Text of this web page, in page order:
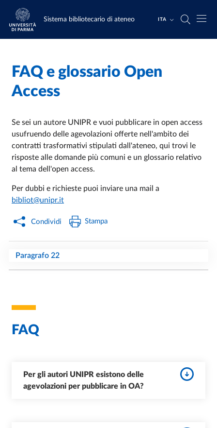
Salta al contenuto principale
Skip to footer
Sistema bibliotecario di ateneo ITA
Home
FAQ e glossario Open
Access
Se sei un autore UNIPR e vuoi pubblicare in open access
usufruendo delle agevolazioni offerte nell'ambito dei
contratti trasformativi stipulati dall'ateneo, qui trovi le
risposte alle domande più comuni e un glossario relativo
al tema dell'open access.
Per dubbi e richieste puoi inviare una mail a
bibliot@unipr.it
Condividi Stampa
Paragrafo 22
FAQ
Per gli autori UNIPR esistono delle
agevolazioni per pubblicare in OA?